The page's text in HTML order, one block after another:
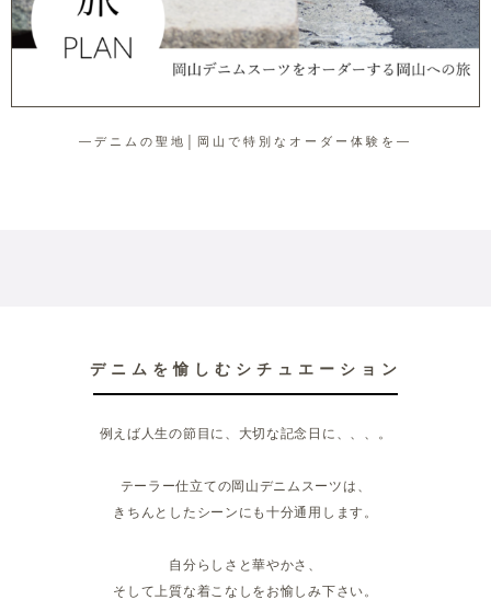
―デニムの聖地│岡山で特別なオーダー体験を―
デニムを愉しむシチュエーション
例えば人生の節目に、大切な記念日に、、、。
テーラー仕立ての岡山デニムスーツは、
きちんとしたシーンにも十分通用します。
自分らしさと華やかさ、
そして上質な着こなしをお愉しみ下さい。